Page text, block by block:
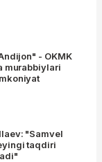
- OKMK
murabbiylari
"Samvel
taqdiri